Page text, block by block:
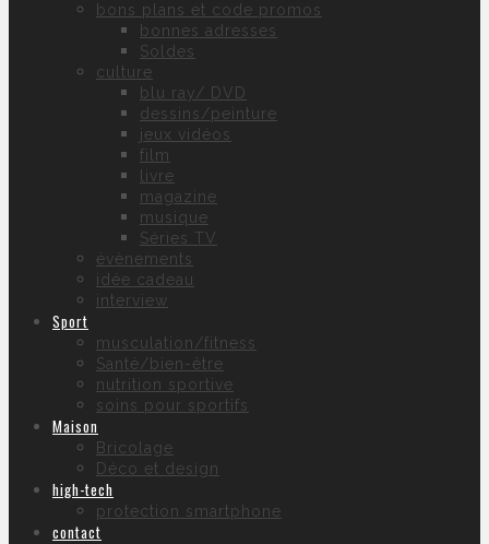
bons plans et code promos
bonnes adresses
Soldes
culture
blu ray/ DVD
dessins/peinture
jeux vidéos
film
livre
magazine
musique
Séries TV
évènements
idée cadeau
interview
Sport
musculation/fitness
Santé/bien-être
nutrition sportive
soins pour sportifs
Maison
Bricolage
Déco et design
high-tech
protection smartphone
contact